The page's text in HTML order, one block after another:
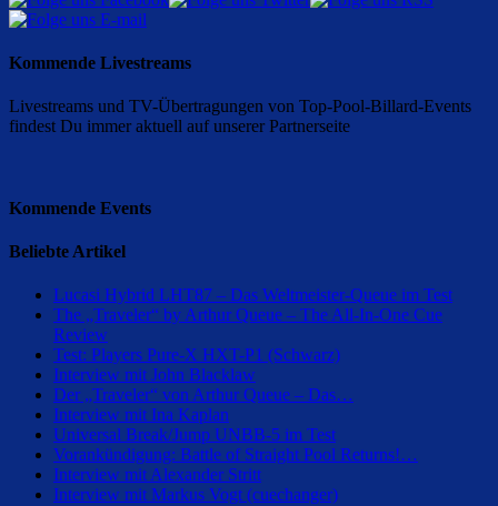
Kommende Livestreams
Livestreams und TV-Übertragungen von Top-Pool-Billard-Events
findest Du immer aktuell auf unserer Partnerseite
Kommende Events
Beliebte Artikel
Lucasi Hybrid LHT87 – Das Weltmeister-Queue im Test
The „Traveler“ by Arthur Queue – The All-In-One Cue
Review
Test: Players Pure-X HXT-P1 (Schwarz)
Interview mit John Blacklaw
Der „Traveler“ von Arthur Queue – Das…
Interview mit Ina Kaplan
Universal Break/Jump UNBB-5 im Test
Vorankündigung: Battle of Straight Pool Returns!…
Interview mit Alexander Stritt
Interview mit Markus Vogt (cuechanger)